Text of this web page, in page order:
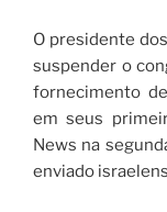
O presidente
suspender o
fornecimento
em seus
News na
enviado